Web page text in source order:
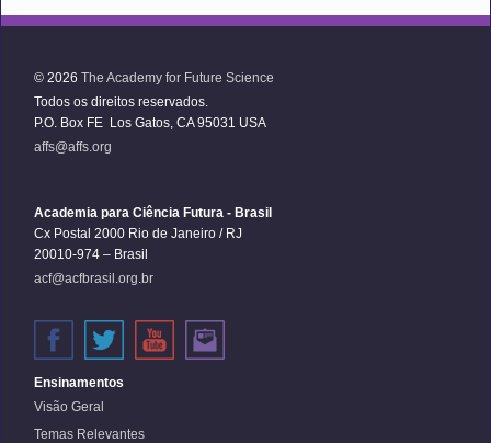
© 2026 The Academy for Future Science
Todos os direitos reservados.
P.O. Box FE Los Gatos, CA 95031 USA
affs@affs.org
Academia para Ciência Futura - Brasil
Cx Postal 2000 Rio de Janeiro / RJ
20010-974 – Brasil
acf@acfbrasil.org.br
Ensinamentos
Visão Geral
Temas Relevantes